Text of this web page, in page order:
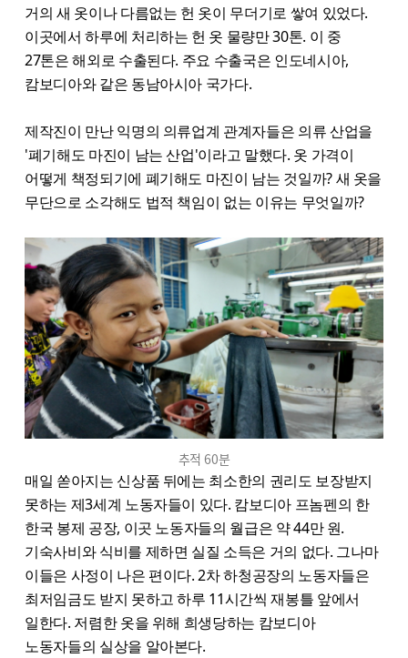
거의 새 옷이나 다름없는 헌 옷이 무더기로 쌓여 있었다.
이곳에서 하루에 처리하는 헌 옷 물량만 30톤. 이 중
27톤은 해외로 수출된다. 주요 수출국은 인도네시아,
캄보디아와 같은 동남아시아 국가다.
제작진이 만난 익명의 의류업계 관계자들은 의류 산업을
'폐기해도 마진이 남는 산업'이라고 말했다. 옷 가격이
어떻게 책정되기에 폐기해도 마진이 남는 것일까? 새 옷을
무단으로 소각해도 법적 책임이 없는 이유는 무엇일까?
추적 60분
매일 쏟아지는 신상품 뒤에는 최소한의 권리도 보장받지
못하는 제3세계 노동자들이 있다. 캄보디아 프놈펜의 한
한국 봉제 공장, 이곳 노동자들의 월급은 약 44만 원.
기숙사비와 식비를 제하면 실질 소득은 거의 없다. 그나마
이들은 사정이 나은 편이다. 2차 하청공장의 노동자들은
최저임금도 받지 못하고 하루 11시간씩 재봉틀 앞에서
일한다. 저렴한 옷을 위해 희생당하는 캄보디아
노동자들의 실상을 알아본다.